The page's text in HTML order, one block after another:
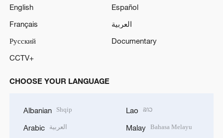
English
Español
Français
العربية
Русский
Documentary
CCTV+
CHOOSE YOUR LANGUAGE
Albanian Shqip
Arabic العربية
Lao ລາວ
Malay Bahasa Melayu